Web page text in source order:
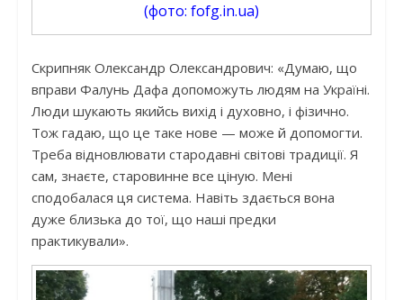
(фото: fofg.in.ua)
Скрипняк Олександр Олександрович: «Думаю, що
вправи Фалунь Дафа допоможуть людям на Україні.
Люди шукають якийсь вихід і духовно, і фізично.
Тож гадаю, що це таке нове — може й допомогти.
Треба відновлювати стародавні світові традиції. Я
сам, знаєте, старовинне все ціную. Мені
сподобалася ця система. Навіть здається вона
дуже близька до тої, що наші предки
практикували».